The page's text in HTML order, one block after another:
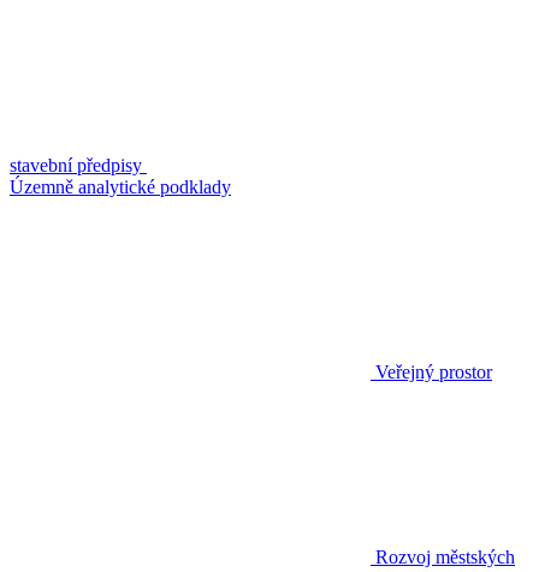
stavební předpisy
Územně analytické podklady
Veřejný prostor
Rozvoj městských